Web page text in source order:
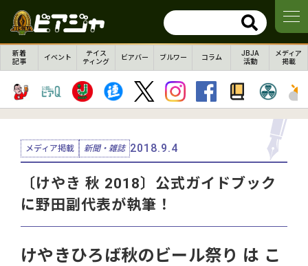
新着
記事
イベント
テイス
ティング
ビアバー ブルワー コラム
JBJA
活動
メディア
掲載
メディア掲載 新聞・雑誌 2018.9.4
〔けやき 秋 2018〕公式ガイドブック
に野田副代表が執筆！
けやきひろば秋のビール祭り は こ